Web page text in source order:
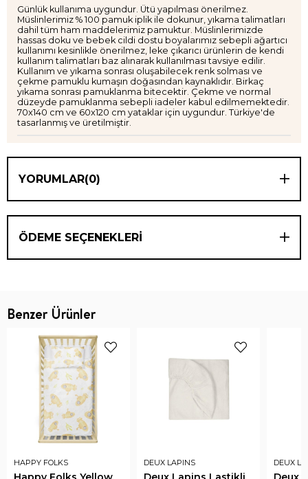
Günlük kullanıma uygundur. Ütü yapılması önerilmez.
Müslinlerimiz % 100 pamuk iplik ile dokunur, yıkama talimatları
dahil tüm ham maddelerimiz pamuktur. Müslinlerimizde
hassas doku ve bebek cildi dostu boyalarımız sebepli ağartıcı
kullanımı kesinlikle önerilmez, leke çıkarıcı ürünlerin de kendi
kullanım talimatları baz alınarak kullanılması tavsiye edilir.
Kullanım ve yıkama sonrası oluşabilecek renk solması ve
çekme pamuklu kumaşın doğasından kaynaklıdır. Birkaç
yıkama sonrası pamuklanma bitecektir. Çekme ve normal
düzeyde pamuklanma sebepli iadeler kabul edilmemektedir.
70x140 cm ve 60x120 cm yataklar için uygundur. Türkiye'de
tasarlanmış ve üretilmiştir.
YORUMLAR(0)
ÖDEME SEÇENEKLERI
Benzer Ürünler
HAPPY FOLKS DEUX LAPINS DEUX